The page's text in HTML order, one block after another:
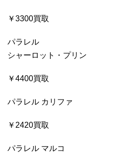
￥3300買取
パラレル
シャーロット・プリン
￥4400買取
パラレル カリファ
￥2420買取
パラレル マルコ